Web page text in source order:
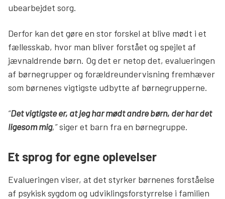
ubearbejdet sorg.
Derfor kan det gøre en stor forskel at blive mødt i et
fællesskab, hvor man bliver forstået og spejlet af
jævnaldrende børn. Og det er netop det, evalueringen
af børnegrupper og forældreundervisning fremhæver
som børnenes vigtigste udbytte af børnegrupperne.
”Det vigtigste er, at jeg har mødt andre børn, der har det
ligesom mig,”siger et barn fra en børnegruppe.
Et sprog for egne oplevelser
Evalueringen viser, at det styrker børnenes forståelse
af psykisk sygdom og udviklingsforstyrrelse i familien